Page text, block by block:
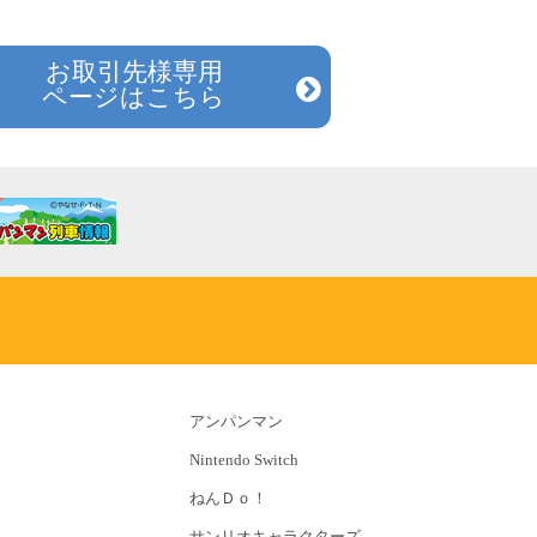
お取引先様専用
ページはこちら
アンパンマン
Nintendo Switch
ねんＤｏ！